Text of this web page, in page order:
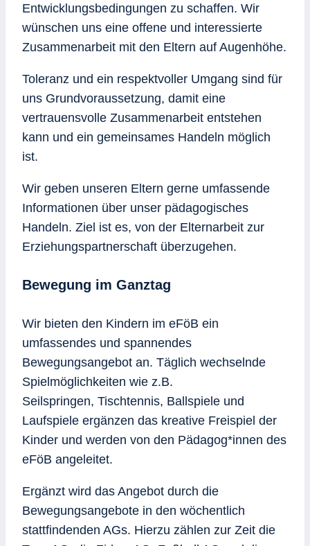
Entwicklungsbedingungen zu schaffen. Wir
wünschen uns eine offene und interes­sierte
Zusammenarbeit mit den Eltern auf Augenhöhe.
Toleranz und ein respektvoller Umgang sind für
uns Grundvoraussetzung, damit eine
vertrauensvolle Zusammenarbeit entstehen
kann und ein gemeinsames Handeln möglich
ist.
Wir geben unseren Eltern gerne umfassende
Informationen über unser pädagogisches
Handeln. Ziel ist es, von der Elternarbeit zur
Erziehungspartnerschaft überzugehen.
Bewegung im Ganztag
Wir bieten den Kindern im eFöB ein
umfassendes und spannendes
Bewegungsangebot an. Täglich wechselnde
Spielmöglichkeiten wie z.B.
Seilspringen, Tischtennis, Ballspiele und
Laufspiele ergänzen das kreative Freispiel der
Kinder und werden von den Pädagog*innen des
eFöB angeleitet.
Ergänzt wird das Angebot durch die
Bewegungsangebote in den wöchentlich
stattfindenden AGs. Hierzu zählen zur Zeit die